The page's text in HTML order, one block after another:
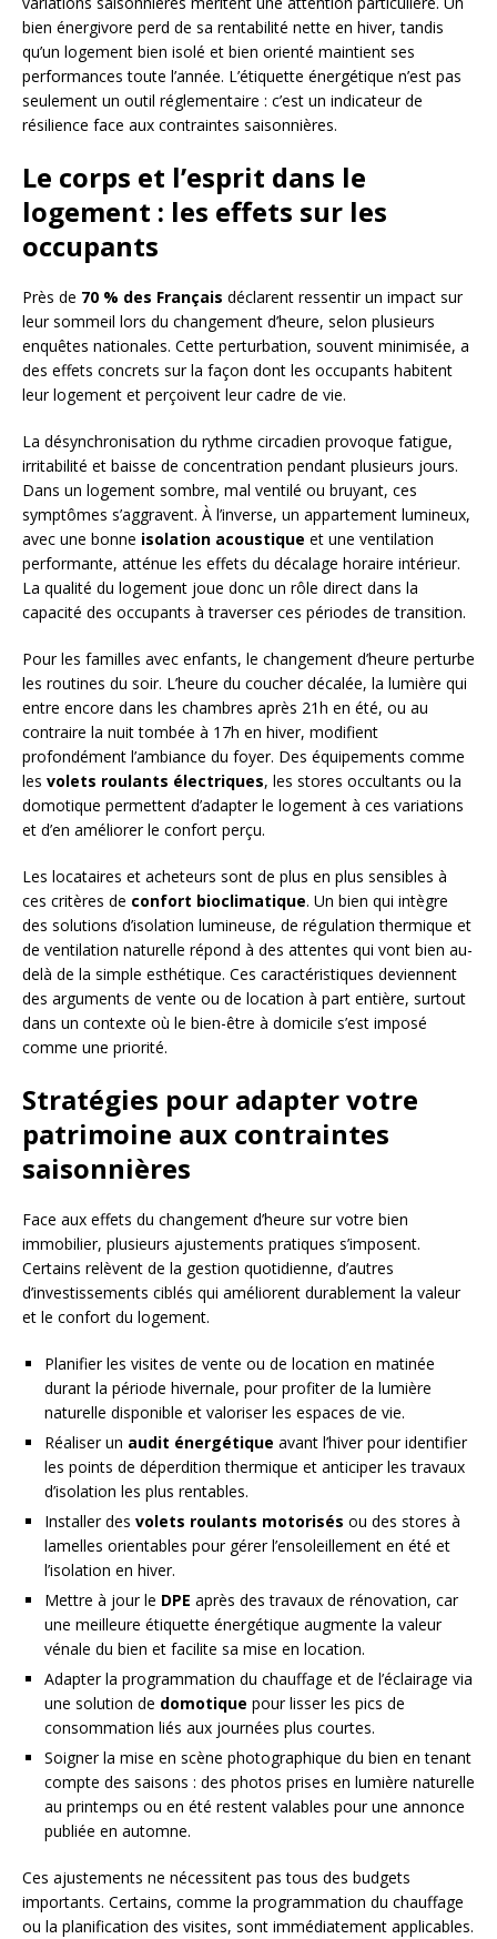
bien énergivore perd de sa rentabilité nette en hiver, tandis
qu’un logement bien isolé et bien orienté maintient ses
performances toute l’année. L’étiquette énergétique n’est pas
seulement un outil réglementaire : c’est un indicateur de
résilience face aux contraintes saisonnières.
Le corps et l’esprit dans le
logement : les effets sur les
occupants
Près de 70 % des Français déclarent ressentir un impact sur
leur sommeil lors du changement d’heure, selon plusieurs
enquêtes nationales. Cette perturbation, souvent minimisée, a
des effets concrets sur la façon dont les occupants habitent
leur logement et perçoivent leur cadre de vie.
La désynchronisation du rythme circadien provoque fatigue,
irritabilité et baisse de concentration pendant plusieurs jours.
Dans un logement sombre, mal ventilé ou bruyant, ces
symptômes s’aggravent. À l’inverse, un appartement lumineux,
avec une bonne isolation acoustique et une ventilation
performante, atténue les effets du décalage horaire intérieur.
La qualité du logement joue donc un rôle direct dans la
capacité des occupants à traverser ces périodes de transition.
Pour les familles avec enfants, le changement d’heure perturbe
les routines du soir. L’heure du coucher décalée, la lumière qui
entre encore dans les chambres après 21h en été, ou au
contraire la nuit tombée à 17h en hiver, modifient
profondément l’ambiance du foyer. Des équipements comme
les volets roulants électriques, les stores occultants ou la
domotique permettent d’adapter le logement à ces variations
et d’en améliorer le confort perçu.
Les locataires et acheteurs sont de plus en plus sensibles à
ces critères de confort bioclimatique. Un bien qui intègre
des solutions d’isolation lumineuse, de régulation thermique et
de ventilation naturelle répond à des attentes qui vont bien au-
delà de la simple esthétique. Ces caractéristiques deviennent
des arguments de vente ou de location à part entière, surtout
dans un contexte où le bien-être à domicile s’est imposé
comme une priorité.
Stratégies pour adapter votre
patrimoine aux contraintes
saisonnières
Face aux effets du changement d’heure sur votre bien
immobilier, plusieurs ajustements pratiques s’imposent.
Certains relèvent de la gestion quotidienne, d’autres
d’investissements ciblés qui améliorent durablement la valeur
et le confort du logement.
Planifier les visites de vente ou de location en matinée
durant la période hivernale, pour profiter de la lumière
naturelle disponible et valoriser les espaces de vie.
Réaliser un audit énergétique avant l’hiver pour identifier
les points de déperdition thermique et anticiper les travaux
d’isolation les plus rentables.
Installer des volets roulants motorisés ou des stores à
lamelles orientables pour gérer l’ensoleillement en été et
l’isolation en hiver.
Mettre à jour le DPE après des travaux de rénovation, car
une meilleure étiquette énergétique augmente la valeur
vénale du bien et facilite sa mise en location.
Adapter la programmation du chauffage et de l’éclairage via
une solution de domotique pour lisser les pics de
consommation liés aux journées plus courtes.
Soigner la mise en scène photographique du bien en tenant
compte des saisons : des photos prises en lumière naturelle
au printemps ou en été restent valables pour une annonce
publiée en automne.
Ces ajustements ne nécessitent pas tous des budgets
importants. Certains, comme la programmation du chauffage
ou la planification des visites, sont immédiatement applicables.